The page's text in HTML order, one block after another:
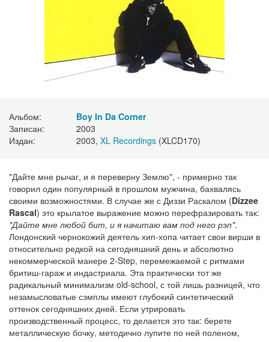
Альбом:
Boy In Da Corner
Записан:
2003
Издан:
2003, XL Recordings (XLCD170)
"Дайте мне рычаг, и я переверну Землю", - примерно так
говорил один популярный в прошлом мужчина, бахвалясь
своими возможностями. В случае же с Диззи Раскалом (Dizzee
Rascal) это крылатое выражение можно перефразировать так:
"Дайте мне любой бит, и я начитаю вам под него рэп".
Лондонский чернокожий деятель хип-хопа читает свои вирши в
относительно редкой на сегодняшний день и абсолютно
некоммерческой манере 2-Step, перемежаемой с ритмами
бритиш-гараж и индастриала. Эта практически тот же
радикальный минимализм old-school, с той лишь разницей, что
незамысловатые сэмплы имеют глубокий синтетический
оттенок сегодняшних дней. Если утрировать
производственный процесс, то делается это так: берете
металлическую бочку, методично лупите по ней поленом,